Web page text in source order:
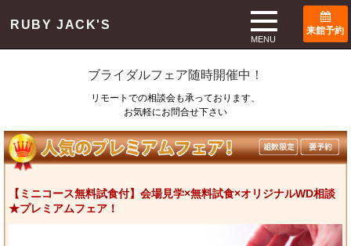
RUBY JACK'S
MENU
来館予約
ブライダルフェア随時開催中！
リモートでの相談会も承っております、
お気軽にお問合せ下さい
【ミニコース無料試食付】会場見学×無料試食×オリジナルWD相談
★プレミアムフェア！